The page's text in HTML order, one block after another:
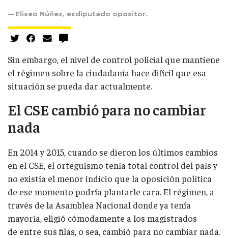
Eliseo Núñez, exdiputado opositor.
Sin embargo, el nivel de control policial que mantiene
el régimen sobre la ciudadanía hace difícil que esa
situación se pueda dar actualmente.
El CSE cambió para no cambiar
nada
En 2014 y 2015, cuando se dieron los últimos cambios
en el CSE, el orteguismo tenía total control del país y
no existía el menor indicio que la oposición política
de ese momento podría plantarle cara. El régimen, a
través de la Asamblea Nacional donde ya tenía
mayoría, eligió cómodamente a los magistrados
de entre sus filas, o sea, cambió para no cambiar nada.